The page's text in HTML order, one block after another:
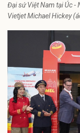
Đại sứ Việt Nam tại Úc -
Vietjet Michael Hickey